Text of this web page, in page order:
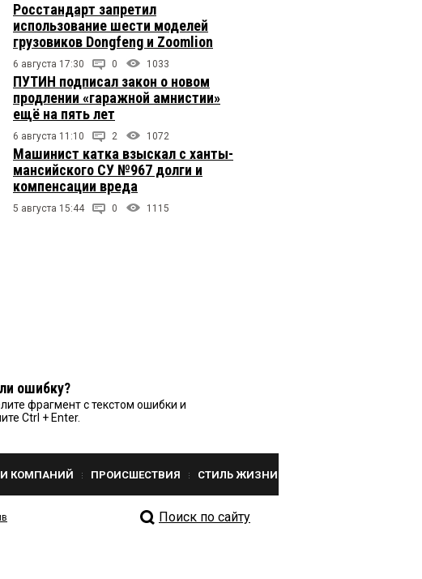
Росстандарт запретил
использование шести моделей
грузовиков Dongfeng и Zoomlion
6 августа 17:30 0 1033
ПУТИН подписал закон о новом
продлении «гаражной амнистии»
ещё на пять лет
6 августа 11:10 2 1072
Машинист катка взыскал с ханты-
мансийского СУ №967 долги и
компенсации вреда
5 августа 15:44 0 1115
ошибку?
фрагмент с текстом ошибки и
Ctrl + Enter.
КОМПАНИЙ ПРОИСШЕСТВИЯ СТИЛЬ ЖИЗНИ
Поиск по сайту